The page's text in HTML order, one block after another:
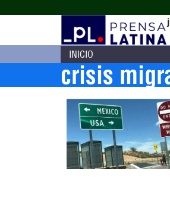
INICIO
crisis